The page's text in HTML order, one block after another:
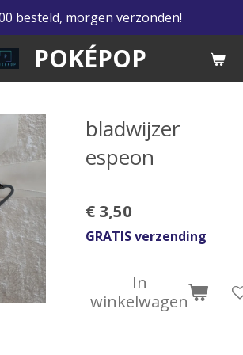
POKÉPOP
besteld, morgen verzonden!
bladwijzer
espeon
€ 3,50
GRATIS verzending
In
winkelwagen